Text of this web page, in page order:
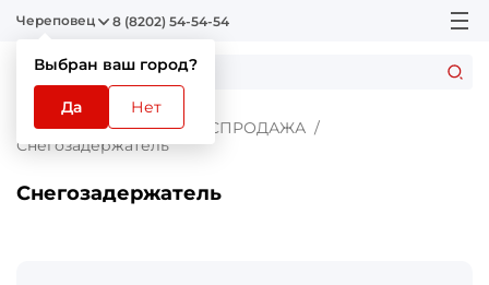
Череповец
Выбран ваш город?
Да Нет
8 (8202) 54-54-54
Главная Каталог
РАСПРОДАЖА
Снегозадержатель
Снегозадержатель